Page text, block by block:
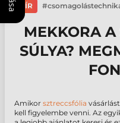
HÍR
MEKKORA A
SÚLYA?
Amikor sztreccsfólia
kell figyelembe venni. Az